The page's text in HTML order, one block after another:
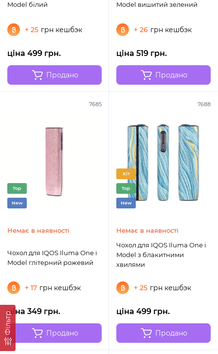
Фільтр
Model білий
+ 25 грн кешбэк
ціна 499 грн.
Продано
Model вишитий зелений
+ 26 грн кешбэк
ціна 519 грн.
Продано
7685
Top
New
Немає в наявності
Чохол для IQOS Iluma One i
Model глітерний рожевий
+ 17 грн кешбэк
ціна 349 грн.
Продано
7688
Хіт
Top
New
Немає в наявності
Чохол для IQOS Iluma One i
Model з блакитними
хвилями
+ 25 грн кешбэк
ціна 499 грн.
Продано